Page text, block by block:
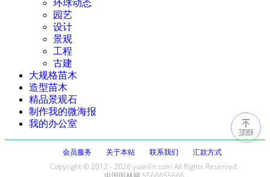
环球动态
园艺
设计
景观
工程
古建
大规格苗木
造型苗木
精品景观石
制作我的微海报
我的办公室
会员服务 关于本站 联系我们
汇款方式
Copyright © 2012 - 2026 yuanlin.com All Rights Reserved.